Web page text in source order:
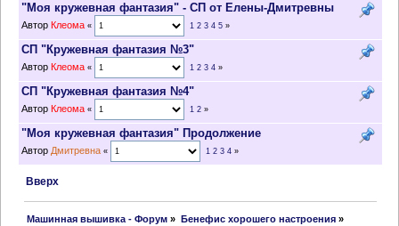
"Моя кружевная фантазия" - СП от Елены-Дмитревны
Автор Клеома « 1 2 3 4 5»
СП "Кружевная фантазия №3"
Автор Клеома « 1 2 3 4»
СП "Кружевная фантазия №4"
Автор Клеома « 1 2»
"Моя кружевная фантазия" Продолжение
Автор Дмитревна « 1 2 3 4»
Вверх
Машинная вышивка - Форум » Бенефис хорошего настроения»